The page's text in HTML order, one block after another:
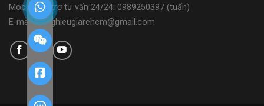
Mobile: Hỗ trợ tư vấn 24/24: 0989250397 (tuấn)
E-mail: banghieugiarehcm@gmail.com